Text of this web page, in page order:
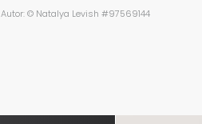
Autor: © Natalya Levish #97569144